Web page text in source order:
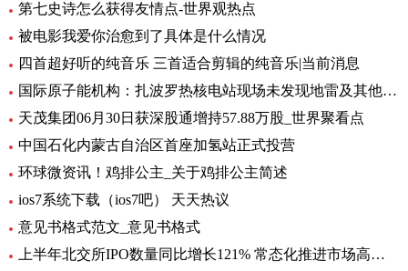
第七史诗怎么获得友情点-世界观热点
被电影我爱你治愈到了具体是什么情况
四首超好听的纯音乐 三首适合剪辑的纯音乐|当前消息
国际原子能机构：扎波罗热核电站现场未发现地雷及其他爆炸物
天茂集团06月30日获深股通增持57.88万股_世界聚看点
中国石化内蒙古自治区首座加氢站正式投营
环球微资讯！鸡排公主_关于鸡排公主简述
ios7系统下载（ios7吧） 天天热议
意见书格式范文_意见书格式
上半年北交所IPO数量同比增长121% 常态化推进市场高质量扩容 要闻